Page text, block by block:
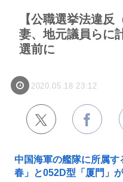
【公職選挙法違反
妻、地元議員らに
選前に
2020.05.18 23:12
中国海軍の艦隊に所属
春」と052D型「厦門」